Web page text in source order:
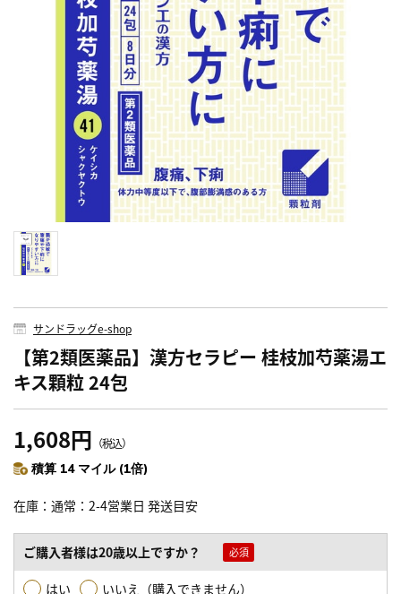
サンドラッグe-shop
【第2類医薬品】漢方セラピー 桂枝加芍薬湯エ
キス顆粒 24包
1,608円 （税込）
積算 14 マイル (1倍)
在庫 通常：2-4営業日 発送目安
ご購入者様は20歳以上ですか？
はい いいえ（購入できません）